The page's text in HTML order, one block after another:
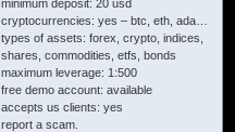
minimum deposit: 20 usd
cryptocurrencies: yes – btc, eth, ada…
types of assets: forex, crypto, indices,
shares, commodities, etfs, bonds
maximum leverage: 1:500
free demo account: available
accepts us clients: yes
report a scam.